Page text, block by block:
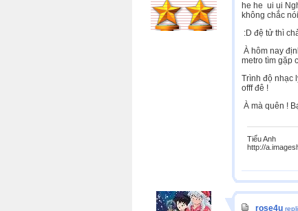
he he ui ui
không chắc
:D đệ tử thì
À hôm nay
metro tìm gặp
Trình độ nhạc
offf đê !
À mà quên !
Tiểu Anh
http://
rose4u